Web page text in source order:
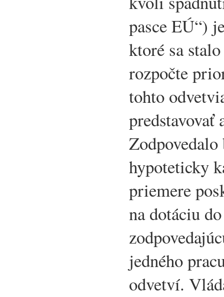
pasce EÚ“)
ktoré sa
rozpočte
tohto
predstavovať
hypoteticky
priemere
na dotáciu
jedného
odvetví.